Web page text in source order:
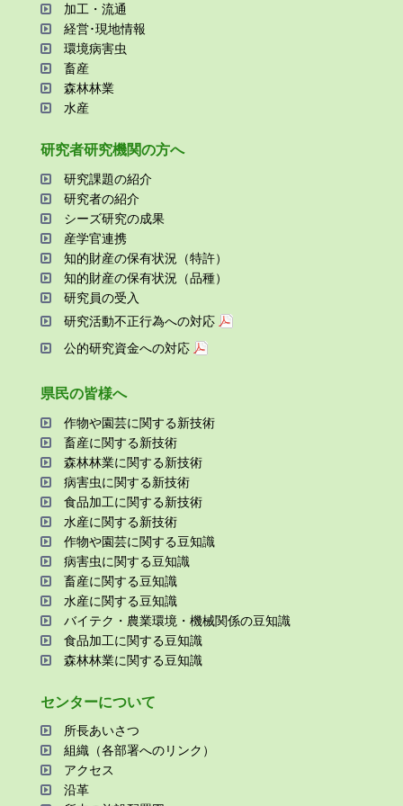
加⼯・流通
経営･現地情報
環境病害⾍
畜産
森林林業
⽔産
研究者研究機関の⽅へ
研究課題の紹介
研究者の紹介
シーズ研究の成果
産学官連携
知的財産の保有状況（特許）
知的財産の保有状況（品種）
研究員の受⼊
研究活動不正⾏為への対応
公的研究資金への対応
県⺠の皆様へ
作物や園芸に関する新技術
畜産に関する新技術
森林林業に関する新技術
病害⾍に関する新技術
⾷品加⼯に関する新技術
⽔産に関する新技術
作物や園芸に関する⾖知識
病害⾍に関する⾖知識
畜産に関する⾖知識
⽔産に関する⾖知識
バイテク・農業環境・機械関係の⾖知識
⾷品加⼯に関する⾖知識
森林林業に関する⾖知識
センターについて
所⻑あいさつ
組織（各部署へのリンク）
アクセス
沿⾰